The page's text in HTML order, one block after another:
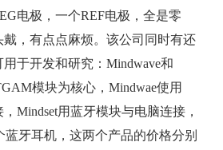
电极，一个REF电极，全是零
，有点点麻烦。该公司同时有还
于开发和研究：Mindwave和
模块为核心，Mindwae使用
Mindset用蓝牙模块与电脑连接，
蓝牙耳机，这两个产品的价格分别